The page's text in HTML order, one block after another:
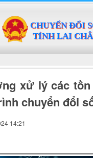
xử lý các
chuyển đổi
14:21